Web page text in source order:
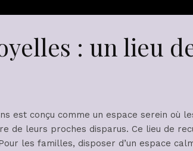
: un lieu
est conçu comme un espace serein où
de leurs proches disparus. Ce lieu de
les familles, disposer d’un espace